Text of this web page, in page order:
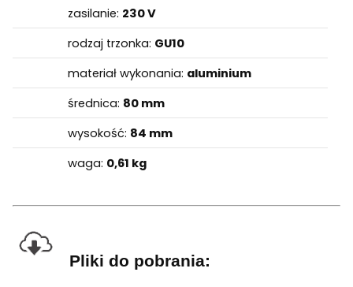
zasilanie: 230 V
rodzaj trzonka: GU10
materiał wykonania: aluminium
średnica: 80 mm
wysokość: 84 mm
waga: 0,61 kg
Pliki do pobrania: